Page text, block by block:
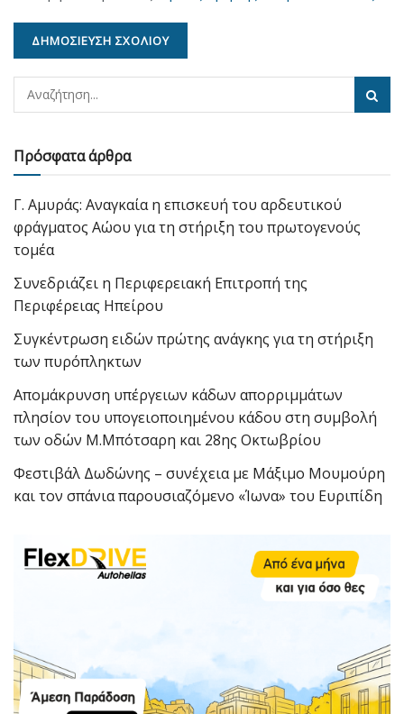
Πρόσφατα άρθρα
Γ. Αμυράς: Αναγκαία η επισκευή του αρδευτικού
φράγματος Αώου για τη στήριξη του πρωτογενούς
τομέα
Συνεδριάζει η Περιφερειακή Επιτροπή της
Περιφέρειας Ηπείρου
Συγκέντρωση ειδών πρώτης ανάγκης για τη στήριξη
των πυρόπληκτων
Απομάκρυνση υπέργειων κάδων απορριμμάτων
πλησίον του υπογειοποιημένου κάδου στη συμβολή
των οδών Μ.Μπότσαρη και 28ης Οκτωβρίου
Φεστιβάλ Δωδώνης – συνέχεια με Μάξιμο Μουμούρη
και τον σπάνια παρουσιαζόμενο «Ίωνα» του Ευριπίδη